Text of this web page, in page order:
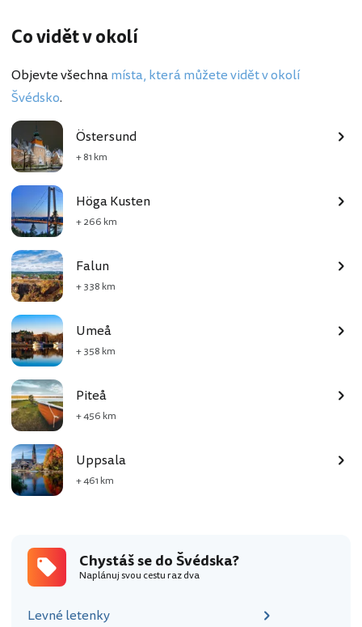
Co vidět v okolí
Objevte všechnamísta, která můžete vidět v okolí
Švédsko.
Östersund
+ 81 km
Höga Kusten
+ 266 km
Falun
+ 338 km
Umeå
+ 358 km
Piteå
+ 456 km
Uppsala
+ 461 km
Chystáš se do Švédska?
Naplánuj svou cestu raz dva
Levné letenky